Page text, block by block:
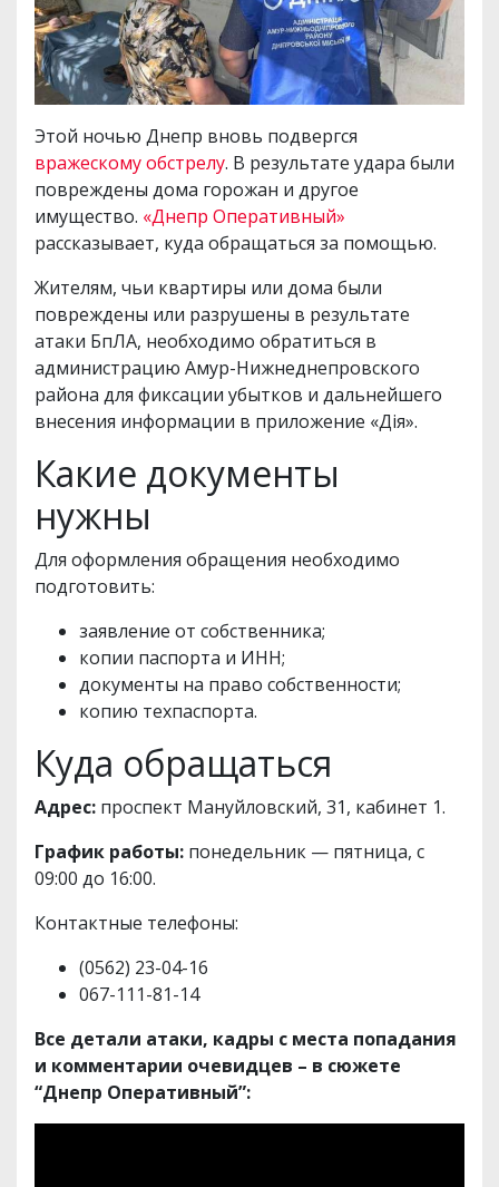
Этой ночью Днепр вновь подвергся
вражескому обстрелу. В результате удара были
повреждены дома горожан и другое
имущество. «Днепр Оперативный»
рассказывает, куда обращаться за помощью.
Жителям, чьи квартиры или дома были
повреждены или разрушены в результате
атаки БпЛА, необходимо обратиться в
администрацию Амур-Нижнеднепровского
района для фиксации убытков и дальнейшего
внесения информации в приложение «Дія».
Какие документы
нужны
Для оформления обращения необходимо
подготовить:
заявление от собственника;
копии паспорта и ИНН;
документы на право собственности;
копию техпаспорта.
Куда обращаться
Адрес: проспект Мануйловский, 31, кабинет 1.
График работы: понедельник — пятница, с
09:00 до 16:00.
Контактные телефоны:
(0562) 23-04-16
067-111-81-14
Все детали атаки, кадры с места попадания
и комментарии очевидцев – в сюжете
“Днепр Оперативный”: